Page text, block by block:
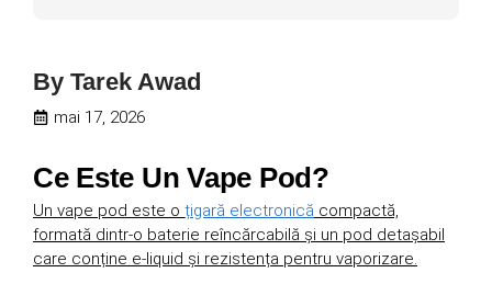
By Tarek Awad
mai 17, 2026
Ce Este Un Vape Pod?
Un vape pod este o țigară electronică compactă,
formată dintr-o baterie reîncărcabilă și un pod detașabil
care conține e-liquid și rezistența pentru vaporizare.